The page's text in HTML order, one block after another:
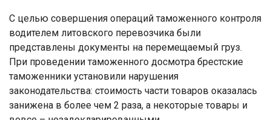
С целью совершения операций таможенного контроля
водителем литовского перевозчика были
представлены документы на перемещаемый груз.
При проведении таможенного досмотра брестские
таможенники установили нарушения
законодательства: стоимость части товаров оказалась
занижена в более чем 2 раза, а некоторые товары и